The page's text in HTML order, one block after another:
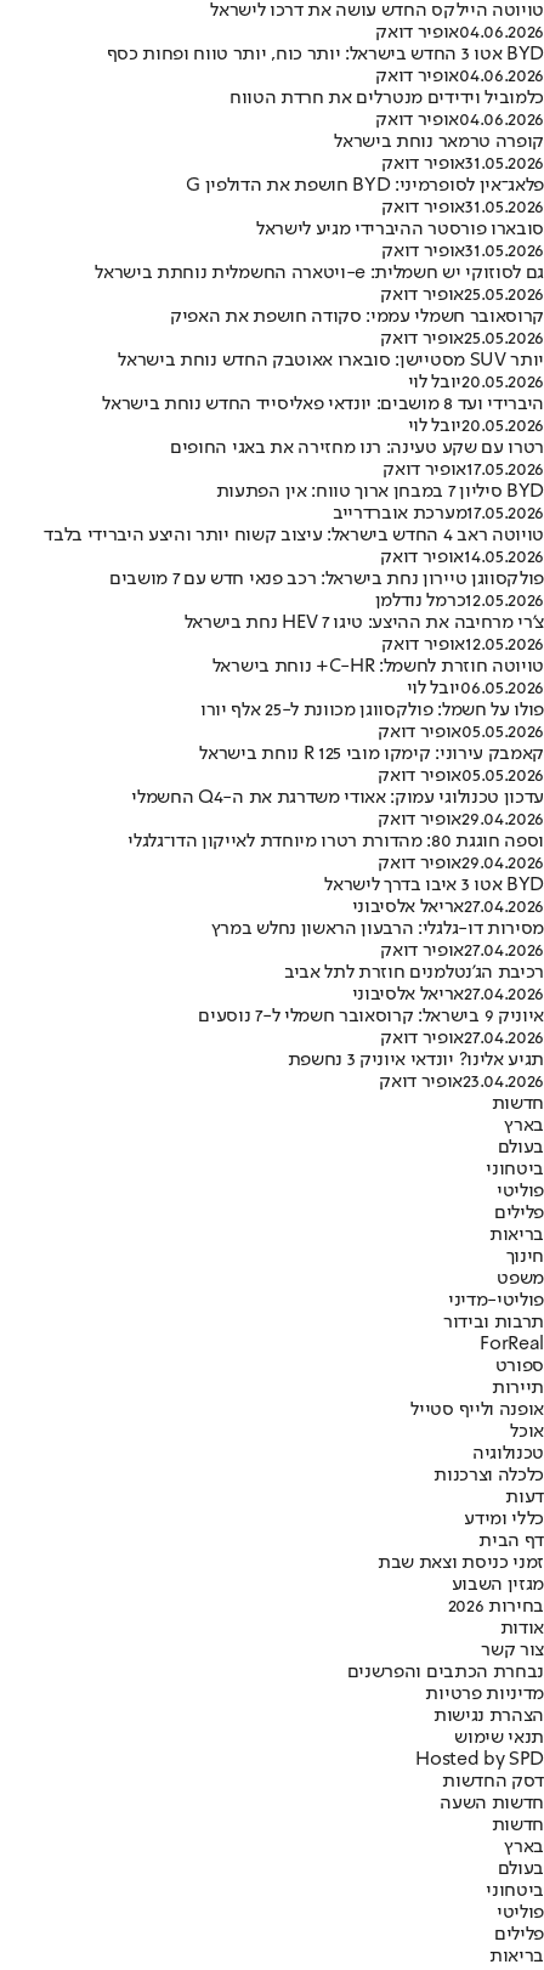
טויוטה היילקס החדש עושה את דרכו לישראל
04.06.2026אופיר דואק
BYD אטו 3 החדש בישראל: יותר כוח, יותר טווח ופחות כסף
04.06.2026אופיר דואק
כלמוביל וידידים מנטרלים את חרדת הטווח
04.06.2026אופיר דואק
קופרה טרמאר נוחת בישראל
31.05.2026אופיר דואק
פלאג־אין לסופרמיני: BYD חושפת את הדולפין G
31.05.2026אופיר דואק
סובארו פורסטר ההיברידי מגיע לישראל
31.05.2026אופיר דואק
גם לסוזוקי יש חשמלית: e-ויטארה החשמלית נוחתת בישראל
25.05.2026אופיר דואק
קרוסאובר חשמלי עממי: סקודה חושפת את האפיק
25.05.2026אופיר דואק
יותר SUV מסטיישן: סובארו אאוטבק החדש נוחת בישראל
20.05.2026יובל לוי
היברידי ועד 8 מושבים: יונדאי פאליסייד החדש נוחת בישראל
20.05.2026יובל לוי
רטרו עם שקע טעינה: רנו מחזירה את באגי החופים
17.05.2026אופיר דואק
BYD סיליון 7 במבחן ארוך טווח: אין הפתעות
17.05.2026מערכת אוברדרייב
טויוטה ראב 4 החדש בישראל: עיצוב קשוח יותר והיצע היברידי בלבד
14.05.2026אופיר דואק
פולקסווגן טיירון נחת בישראל: רכב פנאי חדש עם 7 מושבים
12.05.2026כרמל נודלמן
צ’רי מרחיבה את ההיצע: טיגו 7 HEV נחת בישראל
12.05.2026אופיר דואק
טויוטה חוזרת לחשמל: C-HR+ נוחת בישראל
06.05.2026יובל לוי
פולו על חשמל: פולקסווגן מכוונת ל-25 אלף יורו
05.05.2026אופיר דואק
קאמבק עירוני: קימקו מובי R 125 נוחת בישראל
05.05.2026אופיר דואק
עדכון טכנולוגי עמוק: אאודי משדרגת את ה-Q4 החשמלי
29.04.2026אופיר דואק
וספה חוגגת 80: מהדורת רטרו מיוחדת לאייקון הדו־גלגלי
29.04.2026אופיר דואק
BYD אטו 3 איבו בדרך לישראל
27.04.2026אריאל אלסיבוני
מסירות דו-גלגלי: הרבעון הראשון נחלש במרץ
27.04.2026אופיר דואק
רכיבת הג’נטלמנים חוזרת לתל אביב
27.04.2026אריאל אלסיבוני
איוניק 9 בישראל: קרוסאובר חשמלי ל-7 נוסעים
27.04.2026אופיר דואק
תגיע אלינו? יונדאי איוניק 3 נחשפת
23.04.2026אופיר דואק
חדשות
בארץ
בעולם
ביטחוני
פוליטי
פלילים
בריאות
חינוך
משפט
פוליטי-מדיני
תרבות ובידור
ForReal
ספורט
תיירות
אופנה ולייף סטייל
אוכל
טכנולוגיה
כלכלה וצרכנות
דעות
כללי ומידע
דף הבית
זמני כניסת וצאת שבת
מגזין השבוע
בחירות 2026
אודות
צור קשר
נבחרת הכתבים והפרשנים
מדיניות פרטיות
הצהרת נגישות
תנאי שימוש
Hosted by SPD
דסק החדשות
חדשות השעה
חדשות
בארץ
בעולם
ביטחוני
פוליטי
פלילים
בריאות